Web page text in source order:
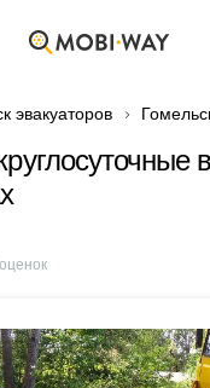
эвакуаторов
в
оценок